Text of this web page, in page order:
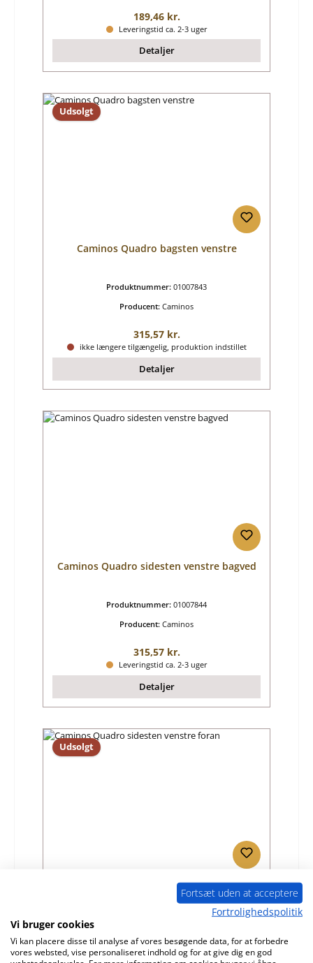
Almindelig pris:
189,46 kr.
Leveringstid ca. 2-3 uger
Detaljer
Udsolgt
Caminos Quadro bagsten venstre
Produktnummer: 01007843
Producent: Caminos
Almindelig pris:
315,57 kr.
ikke længere tilgængelig, produktion indstillet
Detaljer
Caminos Quadro sidesten venstre bagved
Produktnummer: 01007844
Producent: Caminos
Almindelig pris:
315,57 kr.
Leveringstid ca. 2-3 uger
Detaljer
Udsolgt
Caminos Quadro sidesten venstre foran
Producent: Caminos
Fortsæt uden at acceptere
Fortrolighedspolitik
Vi bruger cookies
Vi kan placere disse til analyse af vores besøgende data, for at forbedre
vores websted, vise personaliseret indhold og for at give dig en god